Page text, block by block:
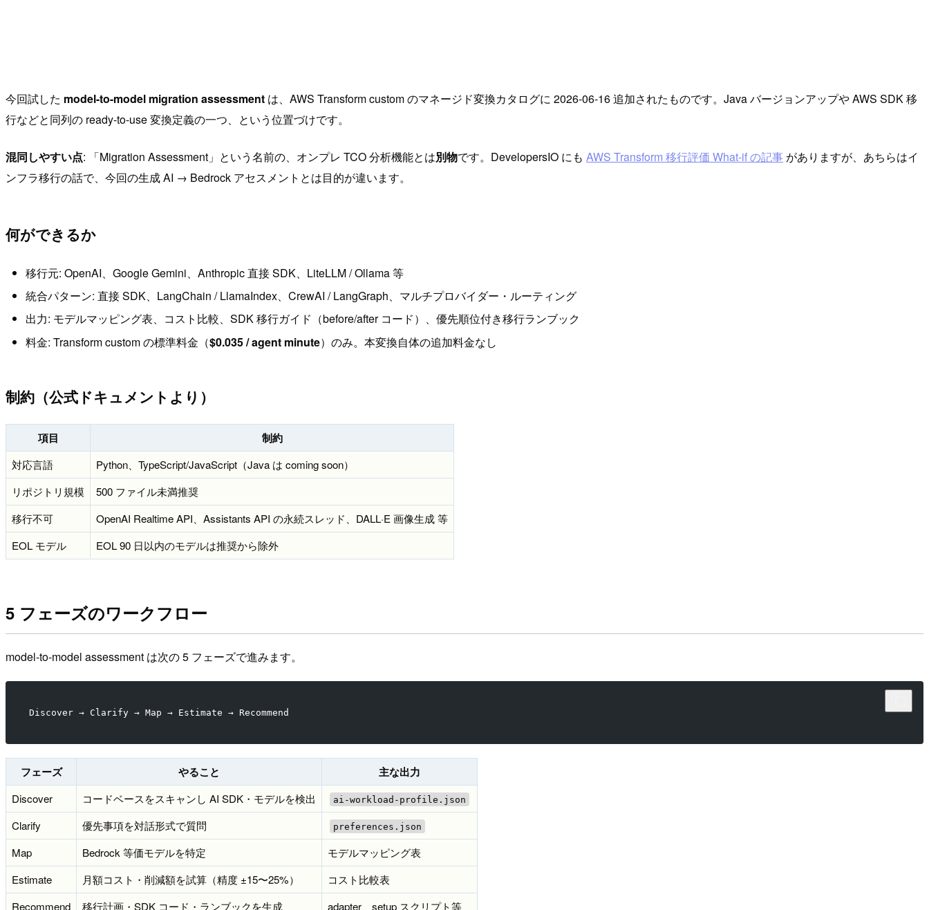
今回試した model-to-model migration assessment は、AWS Transform custom のマネージド変換カタログに 2026-06-16 追加されたものです。Java バージョンアップや AWS SDK 移
行などと同列の ready-to-use 変換定義の一つ、という位置づけです。
混同しやすい点: 「Migration Assessment」という名前の、オンプレ TCO 分析機能とは別物です。DevelopersIO にも AWS Transform 移行評価 What-if の記事 がありますが、あちらはイ
ンフラ移行の話で、今回の生成 AI → Bedrock アセスメントとは目的が違います。
何ができるか
移行元: OpenAI、Google Gemini、Anthropic 直接 SDK、LiteLLM / Ollama 等
統合パターン: 直接 SDK、LangChain / LlamaIndex、CrewAI / LangGraph、マルチプロバイダー・ルーティング
出力: モデルマッピング表、コスト比較、SDK 移行ガイド（before/after コード）、優先順位付き移行ランブック
料金: Transform custom の標準料金（$0.035 / agent minute）のみ。本変換自体の追加料金なし
制約（公式ドキュメントより）
項目 制約
対応言語
Python、TypeScript/JavaScript（Java は coming soon）
リポジトリ規模
500 ファイル未満推奨
移行不可
OpenAI Realtime API、Assistants API の永続スレッド、DALL·E 画像生成 等
EOL モデル
EOL 90 日以内のモデルは推奨から除外
5 フェーズのワークフロー
model-to-model assessment は次の 5 フェーズで進みます。
Discover → Clarify → Map → Estimate → Recommend
フェーズ やること 主な出力
Discover コードベースをスキャンし AI SDK・モデルを検出 ai-workload-profile.json
Clarify 優先事項を対話形式で質問 preferences.json
Map Bedrock 等価モデルを特定
モデルマッピング表
Estimate
月額コスト・削減額を試算（精度 ±15〜25%）
コスト比較表
Recommend
移行計画・SDK コード・ランブックを生成 adapter、setup スクリプト等